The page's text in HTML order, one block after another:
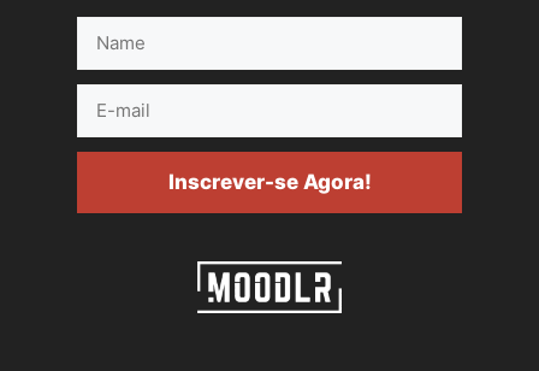
mail
Inscrever-se Agora!